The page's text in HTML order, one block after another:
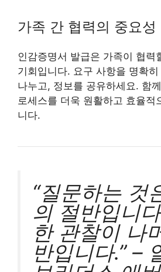
가족 간 협력의 중요성
인감증명서 발급은 가족이 협력
기회입니다. 요구 사항을 명확
나누고, 정보를 공유하세요. 함
로세스를 더욱 원활하고 효율적
니다.
“질문하는 것
의 절반입니
한 관찰이 나
반입니다.” –